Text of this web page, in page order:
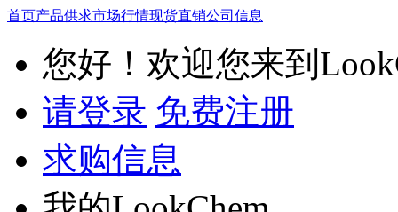
首页产品供求市场行情现货直销公司信息
您好！欢迎您来到
请登录 免费注册
求购信息